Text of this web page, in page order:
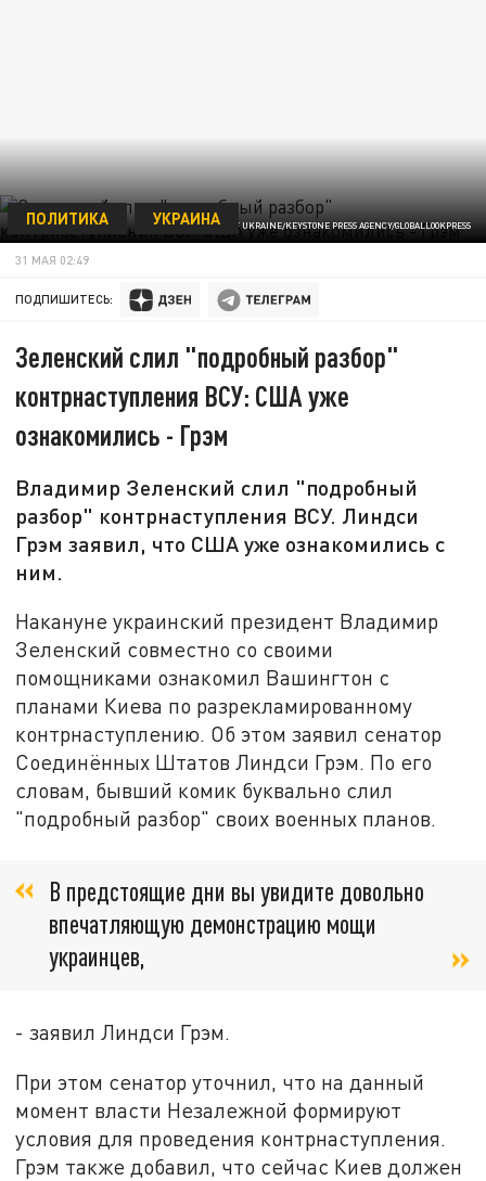
PRESIDENT OF UKRAINE/KEYSTONE PRESS AGENCY/GLOBALLOOKPRESS
ПОЛИТИКА УКРАИНА
31 МАЯ 02:49
ПОДПИШИТЕСЬ:
Зеленский слил "подробный разбор"
контрнаступления ВСУ: США уже
ознакомились - Грэм
Владимир Зеленский слил "подробный
разбор" контрнаступления ВСУ. Линдси
Грэм заявил, что США уже ознакомились с
ним.
Накануне украинский президент Владимир
Зеленский совместно со своими
помощниками ознакомил Вашингтон с
планами Киева по разрекламированному
контрнаступлению. Об этом заявил сенатор
Соединённых Штатов Линдси Грэм. По его
словам, бывший комик буквально слил
"подробный разбор" своих военных планов.
В предстоящие дни вы увидите довольно
впечатляющую демонстрацию мощи
украинцев,
- заявил Линдси Грэм.
При этом сенатор уточнил, что на данный
момент власти Незалежной формируют
условия для проведения контрнаступления.
Грэм также добавил, что сейчас Киев должен